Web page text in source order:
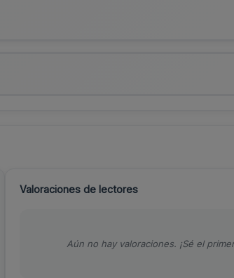
Valoraciones de lectores
Aún no hay valoraciones. ¡Sé el